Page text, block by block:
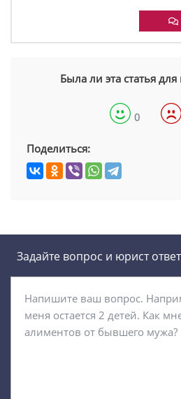
Была ли эта статья
0
Поделиться:
Задайте вопрос и юрист